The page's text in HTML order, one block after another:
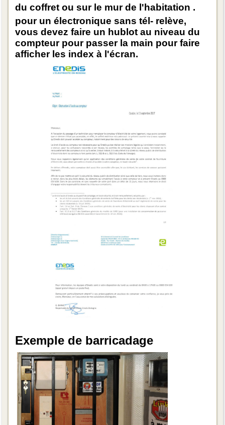
du coffret ou sur le mur de l'habitation .
pour un électronique sans tél- relève,
vous devez faire un hublot au niveau du
compteur pour passer la main pour faire
afficher les index à l'écran.
Exemple de barricadage